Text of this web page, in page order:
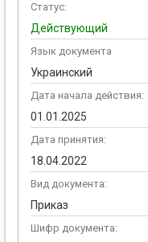
Статус:
Действующий
Язык документа
Украинский
Дата начала действия:
01.01.2025
Дата принятия:
18.04.2022
Вид документа:
Приказ
Шифр документа: